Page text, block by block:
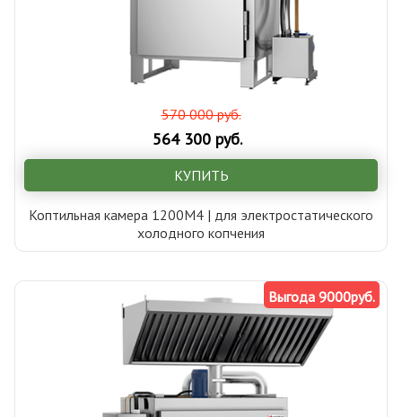
564 300 руб.
570 000 руб.
КУПИТЬ
Коптильная камера 1200М4 | для электростатического
холодного копчения
Выгода 9000руб.